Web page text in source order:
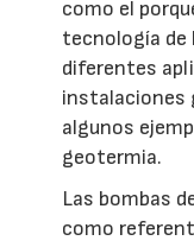
como el
tecnología de
diferentes
instalaciones
algunos
geotermia.
Las bombas
como